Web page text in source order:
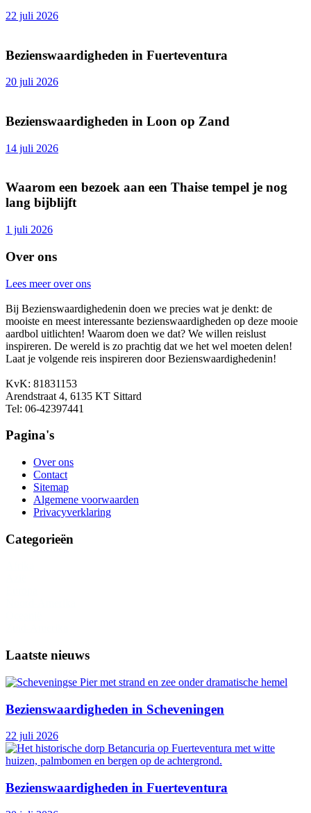
22 juli 2026
Bezienswaardigheden in Fuerteventura
20 juli 2026
Bezienswaardigheden in Loon op Zand
14 juli 2026
Waarom een bezoek aan een Thaise tempel je nog
lang bijblijft
1 juli 2026
Over ons
Lees meer over ons
Bij Bezienswaardighedenin doen we precies wat je denkt: de
mooiste en meest interessante bezienswaardigheden op deze mooie
aardbol uitlichten! Waarom doen we dat? We willen reislust
inspireren. De wereld is zo prachtig dat we het wel moeten delen!
Laat je volgende reis inspireren door Bezienswaardighedenin!
KvK: 81831153
Arendstraat 4, 6135 KT Sittard
Tel: 06-42397441
Pagina's
Over ons
Contact
Sitemap
Algemene voorwaarden
Privacyverklaring
Categorieën
Laatste nieuws
Bezienswaardigheden in Scheveningen
22 juli 2026
Bezienswaardigheden in Fuerteventura